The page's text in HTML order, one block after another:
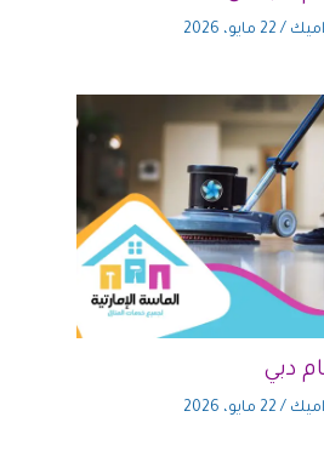
/ 22 مايو، 2026
دبي
/ 22 مايو، 2026